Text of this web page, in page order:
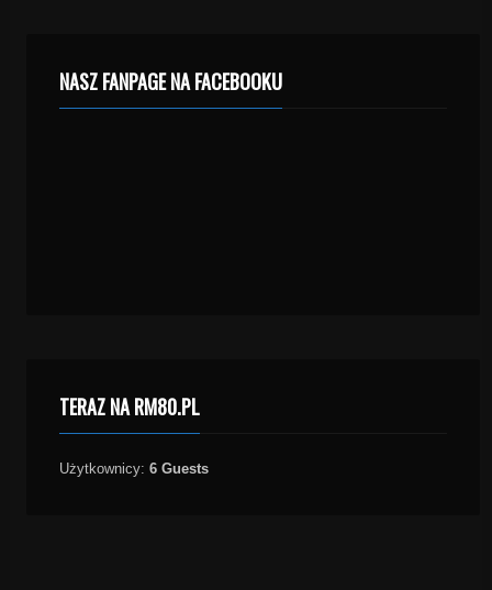
NASZ FANPAGE NA FACEBOOKU
TERAZ NA RM80.PL
Użytkownicy: 6 Guests